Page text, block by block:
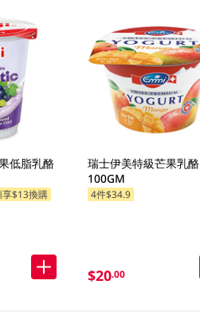
低脂乳酪
享$13換購
瑞士伊美特級芒果乳酪
100GM
4件$34.9
$20.00